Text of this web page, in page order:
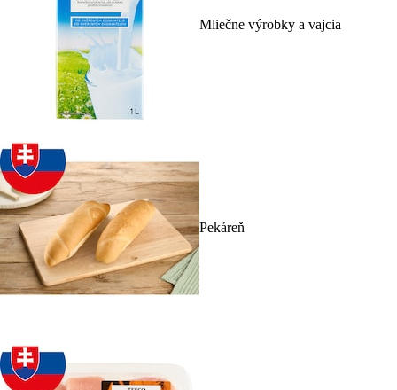
Mliečne výrobky a vajcia
Pekáreň